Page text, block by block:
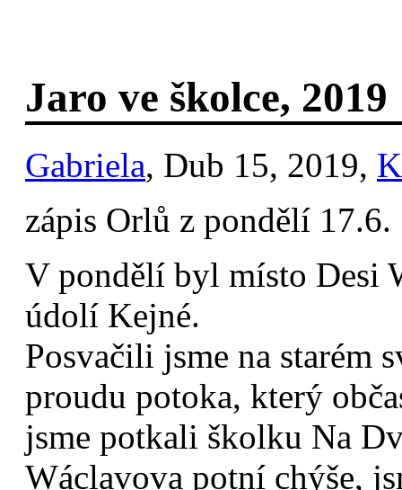
Jaro ve školce, 2019
Gabriela, Dub 15, 2019,
zápis Orlů z pondělí 17.6.
V pondělí byl místo Desi
údolí Kejné.
Posvačili jsme na starém
proudu potoka, který
jsme potkali školku Na
Wáclavova potní chýše,